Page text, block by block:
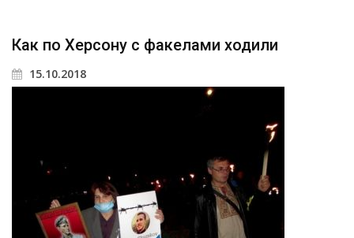
Как по Херсону с факелами ходили
15.10.2018